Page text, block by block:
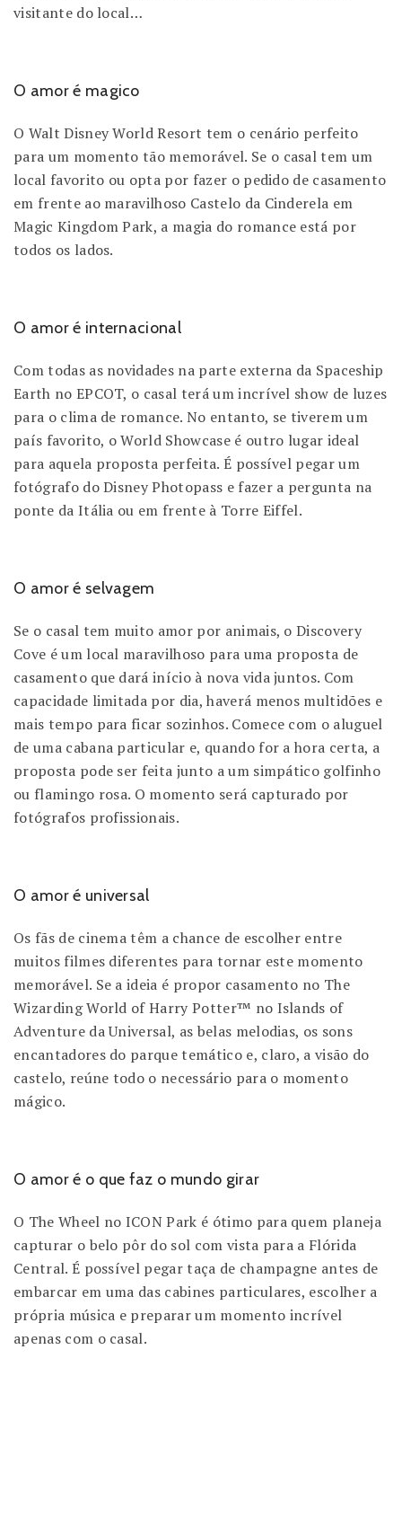
visitante do local…
O amor é magico
O Walt Disney World Resort tem o cenário perfeito
para um momento tão memorável. Se o casal tem um
local favorito ou opta por fazer o pedido de casamento
em frente ao maravilhoso Castelo da Cinderela em
Magic Kingdom Park, a magia do romance está por
todos os lados.
O amor é internacional
Com todas as novidades na parte externa da Spaceship
Earth no EPCOT, o casal terá um incrível show de luzes
para o clima de romance. No entanto, se tiverem um
país favorito, o World Showcase é outro lugar ideal
para aquela proposta perfeita. É possível pegar um
fotógrafo do Disney Photopass e fazer a pergunta na
ponte da Itália ou em frente à Torre Eiffel.
O amor é selvagem
Se o casal tem muito amor por animais, o Discovery
Cove é um local maravilhoso para uma proposta de
casamento que dará início à nova vida juntos. Com
capacidade limitada por dia, haverá menos multidões e
mais tempo para ficar sozinhos. Comece com o aluguel
de uma cabana particular e, quando for a hora certa, a
proposta pode ser feita junto a um simpático golfinho
ou flamingo rosa. O momento será capturado por
fotógrafos profissionais.
O amor é universal
Os fãs de cinema têm a chance de escolher entre
muitos filmes diferentes para tornar este momento
memorável. Se a ideia é propor casamento no The
Wizarding World of Harry Potter™ no Islands of
Adventure da Universal, as belas melodias, os sons
encantadores do parque temático e, claro, a visão do
castelo, reúne todo o necessário para o momento
mágico.
O amor é o que faz o mundo girar
O The Wheel no ICON Park é ótimo para quem planeja
capturar o belo pôr do sol com vista para a Flórida
Central. É possível pegar taça de champagne antes de
embarcar em uma das cabines particulares, escolher a
própria música e preparar um momento incrível
apenas com o casal.